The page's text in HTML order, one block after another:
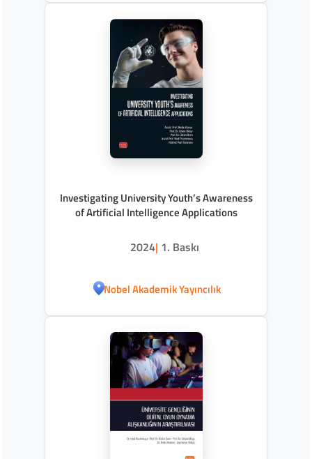
Investigating University Youth’s Awareness
of Artificial Intelligence Applications
2024| 1. Baskı
Nobel Akademik Yayıncılık